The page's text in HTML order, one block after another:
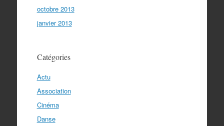
octobre 2013
janvier 2013
Catégories
Actu
Association
Cinéma
Danse